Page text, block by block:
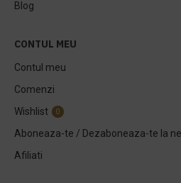
Blog
CONTUL MEU
Contul meu
Comenzi
Wishlist
0
Aboneaza-te / Dezaboneaza-te la
Afiliati